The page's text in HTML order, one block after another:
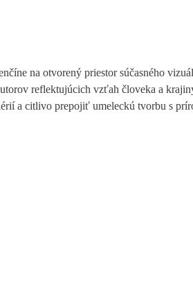
na otvorený priestor súčasného
reflektujúcich vzťah človeka a
a citlivo prepojiť umeleckú tvorbu s